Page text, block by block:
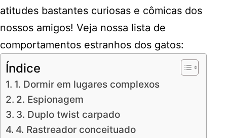
atitudes bastantes curiosas e cômicas dos
nossos amigos! Veja nossa lista de
comportamentos estranhos dos gatos:
Índice
1. Dormir em lugares complexos
2. Espionagem
3. Duplo twist carpado
4. Rastreador conceituado